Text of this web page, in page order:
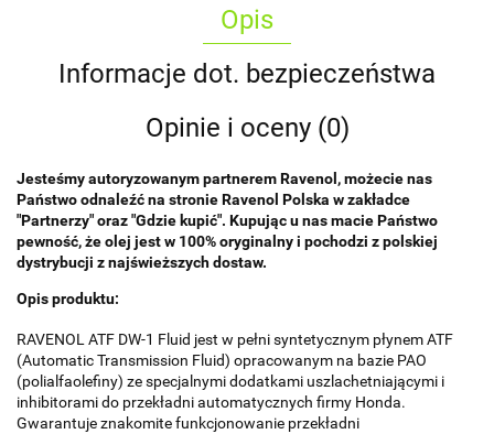
Opis
Informacje dot. bezpieczeństwa
Opinie i oceny (0)
Jesteśmy autoryzowanym partnerem Ravenol, możecie nas
Państwo odnaleźć na stronie Ravenol Polska w zakładce
"Partnerzy" oraz "Gdzie kupić". Kupując u nas macie Państwo
pewność, że olej jest w 100% oryginalny i pochodzi z polskiej
dystrybucji z najświeższych dostaw.
Opis produktu:
RAVENOL ATF DW-1 Fluid jest w pełni syntetycznym płynem ATF
(Automatic Transmission Fluid) opracowanym na bazie PAO
(polialfaolefiny) ze specjalnymi dodatkami uszlachetniającymi i
inhibitorami do przekładni automatycznych firmy Honda.
Gwarantuje znakomite funkcjonowanie przekładni